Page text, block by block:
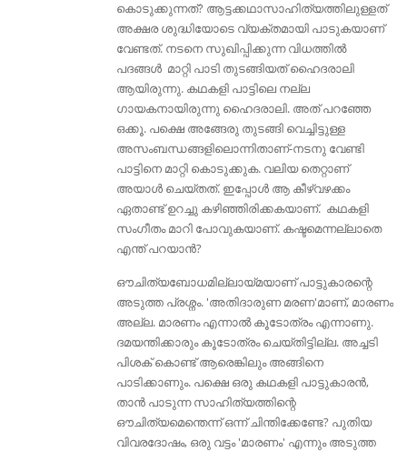
കൊടുക്കുന്നത്? ആട്ടക്കഥാസാഹിത്യത്തിലുള്ളത്‌
അക്ഷര ശുദ്ധിയോടെ വ്യക്തമായി പാടുകയാണ്
വേണ്ടത്. നടനെ സുഖിപ്പിക്കുന്ന വിധത്തില്‍
പദങ്ങള്‍ മാറ്റി പാടി തുടങ്ങിയത് ഹൈദരാലി
ആയിരുന്നു. കഥകളി പാട്ടിലെ നല്ല
ഗായകനായിരുന്നു ഹൈദരാലി. അത് പറഞ്ഞേ
ഒക്കൂ. പക്ഷെ അങ്ങേരു തുടങ്ങി വെച്ചിട്ടുള്ള
അസംബന്ധങ്ങളിലൊന്നിതാണ്-നടനു വേണ്ടി
പാട്ടിനെ മാറ്റി കൊടുക്കുക. വലിയ തെറ്റാണ്
അയാൾ ചെയ്തത്. ഇപ്പോള്‍ ആ കീഴ്വഴക്കം
ഏതാണ്ട് ഉറച്ചു കഴിഞ്ഞിരിക്കകയാണ്. കഥകളി
സംഗീതം മാറി പോവുകയാണ്. കഷ്ടമെന്നല്ലാതെ
എന്ത് പറയാന്‍?
ഔചിത്യബോധമില്ലായ്മയാണ് പാട്ടുകാരന്റെ
അടുത്ത പ്രശ്നം. 'അതിദാരുണ മരണ'മാണ്, മാരണം
അല്ല. മാരണം എന്നാല്‍ കൂടോത്രം എന്നാണു.
ദമയന്തിക്കാരും കൂടോത്രം ചെയ്തിട്ടില്ല. അച്ചടി
പിശക് കൊണ്ട് ആരെങ്കിലും അങ്ങിനെ
പാടിക്കാണും. പക്ഷെ ഒരു കഥകളി പാട്ടുകാരന്‍,
താന്‍ പാടുന്ന സാഹിത്യത്തിന്റെ
ഔചിത്യമെന്തെന്ന് ഒന്ന് ചിന്തിക്കേണ്ടേ? പുതിയ
വിവരദോഷം, ഒരു വട്ടം 'മാരണം' എന്നും അടുത്ത